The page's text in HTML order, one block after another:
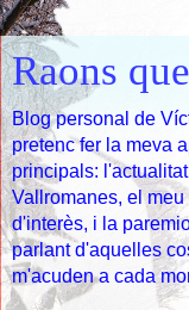
Raons
Blog personal de
pretenc fer la meva
principals:
Vallromanes, el
d'interès, i la
parlant d'aquelles
m'acuden a cada